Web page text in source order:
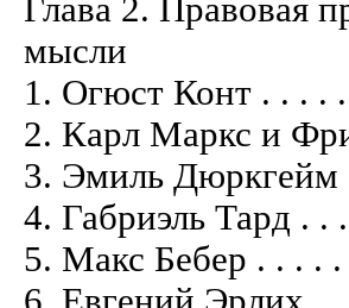
Глава 2. Правовая
мысли
1. Огюст Конт . . . .
2. Карл Маркс и
3. Эмиль Дюркгейм
4. Габриэль Тард . .
5. Макс Бебер . . . .